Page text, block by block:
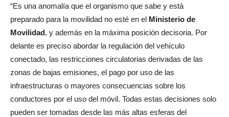
“Es una anomalía que el organismo que sabe y está
preparado para la movilidad no esté en el Ministerio de
Movilidad, y además en la máxima posición decisoria. Por
delante es preciso abordar la regulación del vehículo
conectado, las restricciones circulatorias derivadas de las
zonas de bajas emisiones, el pago por uso de las
infraestructuras o mayores consecuencias sobre los
conductores por el uso del móvil. Todas estas decisiones solo
pueden ser tomadas desde las más altas esferas del